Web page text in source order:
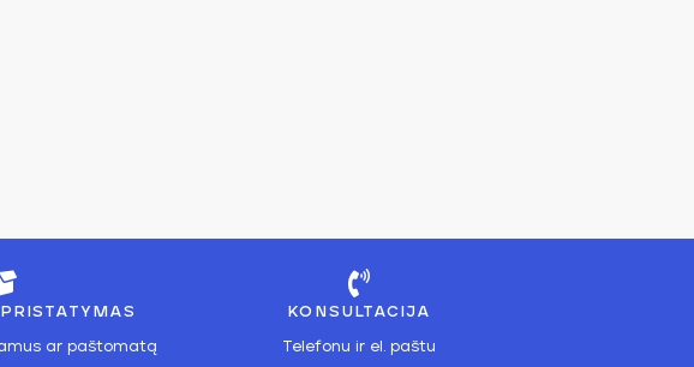
ar paštomatą
KONSULTACIJA
Telefonu ir el. paštu